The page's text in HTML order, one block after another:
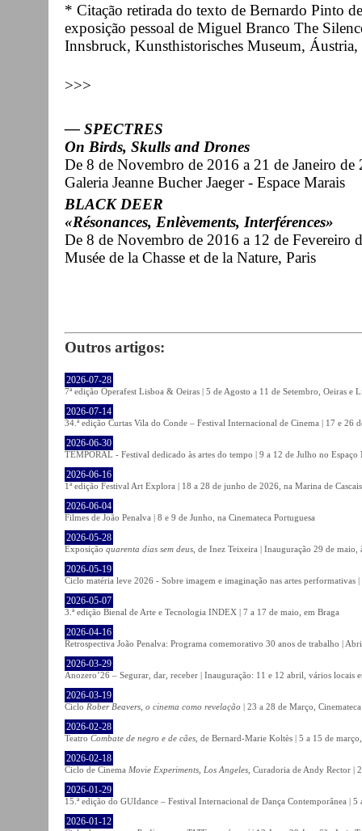
* Citação retirada do texto de Bernardo Pinto
exposição pessoal de Miguel Branco The
Innsbruck, Kunsthistorisches Museum,
>>>
— SPECTRES
On Birds, Skulls and Drones
De 8 de Novembro de 2016 a 21 de Janeiro de
Galeria Jeanne Bucher Jaeger - Espace Marais
BLACK DEER
«Résonances, Enlèvements, Interférences»
De 8 de Novembro de 2016 a 12 de Fevereiro
Musée de la Chasse et de la Nature, Paris
Outros artigos:
2026-07-28
7ª edição Operafest Lisboa & Oeiras | 5 de Agosto a 11 de Setembro, Oeiras e
2026-07-14
34.ª edição Curtas Vila do Conde – Festival Internacional de Cinema | 17 e 26
2026-06-30
TEMPORAL - Festival dedicado às artes do tempo | 9 a 12 de Julho no
2026-06-16
1ª edição Festival Art Explora | 18 a 28 de junho de 2026, na Marina de Cascais
2026-06-04
Filmes de João Penalva | 8 e 9 de Junho, na Cinemateca Portuguesa
2026-05-28
Exposição quarenta dias sem deus , de Inez Teixeira | Inauguração 29 de
2026-05-19
Ciclo matéria leve 2026 - Sobre imagem e imaginação nas artes
2026-05-07
3.ª edição Bienal de Arte e Tecnologia INDEX | 7 a 17 de maio, em Braga
2026-04-16
Retrospectiva João Penalva: Programa comemorativo 30 anos de trabalho |
2026-03-29
Anozero’26 – Segurar, dar, receber | Inauguração: 11 e 12 abril, vários locais
2026-03-19
Ciclo Rober Beavers, o cinema como revelação | 23 a 28 de Março,
2026-02-28
Teatro Combate de negro e de cães , de Bernard-Marie Koltès | 5 a 15 de
2026-02-18
Ciclo de Cinema Movie Experiments, Los Angeles , Curadoria de Andy Rector
2026-01-29
15.ª edição do GUIdance – Festival Internacional de Dança Contemporânea |
2026-01-12